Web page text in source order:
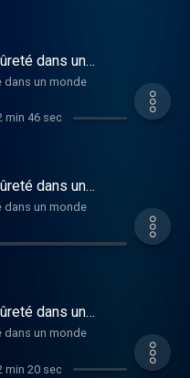
dans un
dans un monde
min 46 sec
dans un
dans un monde
dans un
dans un monde
min 20 sec